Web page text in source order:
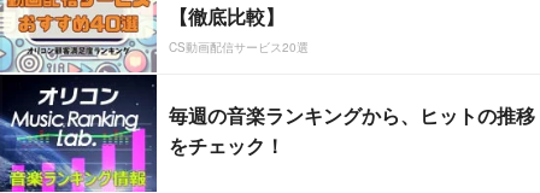
【徹底比較】
CS動画配信サービス20選
毎週の音楽ランキングから、ヒットの推移
をチェック！